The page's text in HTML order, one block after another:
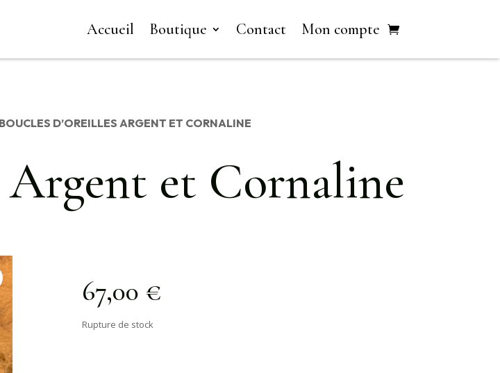
Accueil Boutique Contact Mon compte
D’OREILLES ARGENT ET CORNALINE
Argent et Cornaline
67,00 €
Rupture de stock